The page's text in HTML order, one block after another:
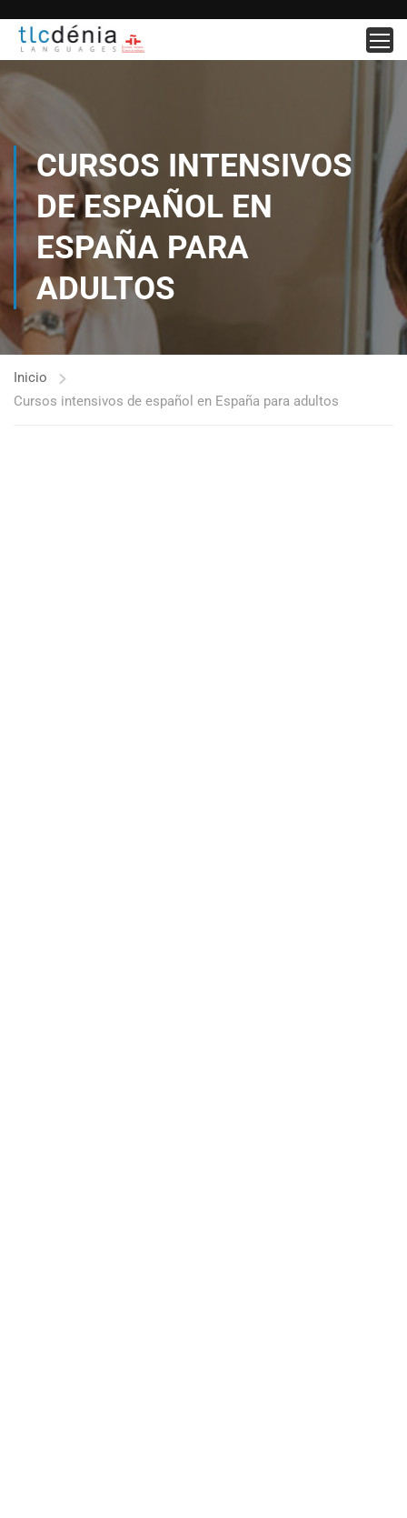
CURSOS INTENSIVOS
DE ESPAÑOL EN
ESPAÑA PARA
ADULTOS
Inicio
Cursos intensivos de español en España para adultos